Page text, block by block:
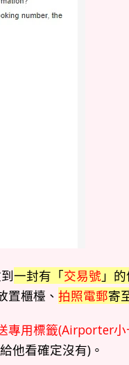
一封有「交易號 」
置櫃檯、 拍照電郵寄
專用標籤(Airporter小
他看確定沒有)。